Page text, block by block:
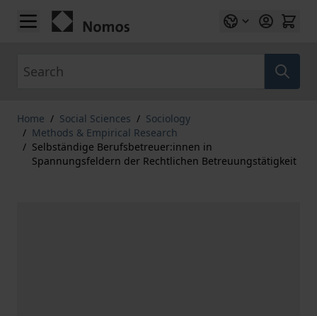
Skip to Content
Home / Social Sciences / Sociology
/ Methods & Empirical Research
/ Selbständige Berufsbetreuer:innen in
Spannungsfeldern der Rechtlichen Betreuungstätigkeit